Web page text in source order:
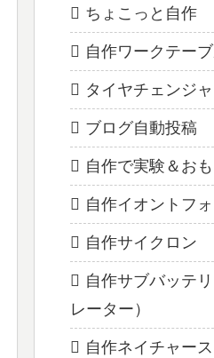
ちょこっと自作
自作ワークテー
タイヤチェンジ
ブログ自動投稿
自作で実験＆お
自作イオントフ
自作サイクロン
自作サブバッテ
レーター）
自作ネイチャー